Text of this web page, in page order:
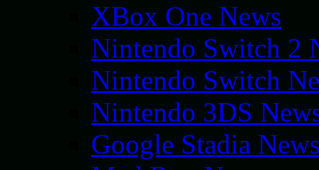
XBox One News
Nintendo Switch 2
Nintendo Switch
Nintendo 3DS
Google Stadia